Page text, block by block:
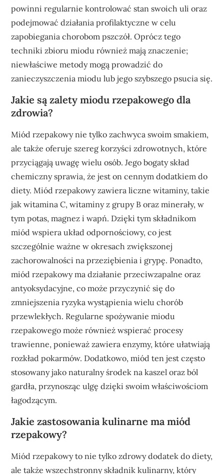
powinni regularnie kontrolować stan swoich uli oraz
podejmować działania profilaktyczne w celu
zapobiegania chorobom pszczół. Oprócz tego
techniki zbioru miodu również mają znaczenie;
niewłaściwe metody mogą prowadzić do
zanieczyszczenia miodu lub jego szybszego psucia się.
Jakie są zalety miodu rzepakowego dla
zdrowia?
Miód rzepakowy nie tylko zachwyca swoim smakiem,
ale także oferuje szereg korzyści zdrowotnych, które
przyciągają uwagę wielu osób. Jego bogaty skład
chemiczny sprawia, że jest on cennym dodatkiem do
diety. Miód rzepakowy zawiera liczne witaminy, takie
jak witamina C, witaminy z grupy B oraz minerały, w
tym potas, magnez i wapń. Dzięki tym składnikom
miód wspiera układ odpornościowy, co jest
szczególnie ważne w okresach zwiększonej
zachorowalności na przeziębienia i grypę. Ponadto,
miód rzepakowy ma działanie przeciwzapalne oraz
antyoksydacyjne, co może przyczynić się do
zmniejszenia ryzyka wystąpienia wielu chorób
przewlekłych. Regularne spożywanie miodu
rzepakowego może również wspierać procesy
trawienne, ponieważ zawiera enzymy, które ułatwiają
rozkład pokarmów. Dodatkowo, miód ten jest często
stosowany jako naturalny środek na kaszel oraz ból
gardła, przynosząc ulgę dzięki swoim właściwościom
łagodzącym.
Jakie zastosowania kulinarne ma miód
rzepakowy?
Miód rzepakowy to nie tylko zdrowy dodatek do diety,
ale także wszechstronny składnik kulinarny, który